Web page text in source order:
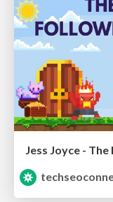
Jess Joyce -